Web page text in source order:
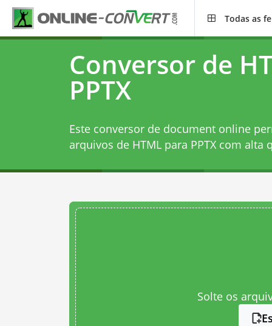
Todas as
Conversor de
PPTX
Este conversor de document online
arquivos de HTML para PPTX com alta
Solte os